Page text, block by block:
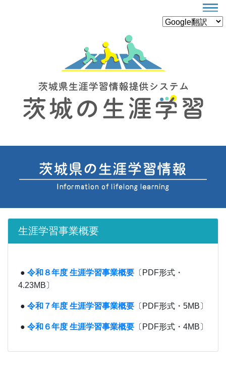
生涯学習事業概要
● 令和８年度 生涯学習事業概要 〔PDF形式・
4.23MB〕
● 令和７年度 生涯学習事業概要 〔PDF形式・5MB〕
● 令和６年度 生涯学習事業概要 〔PDF形式・4MB〕